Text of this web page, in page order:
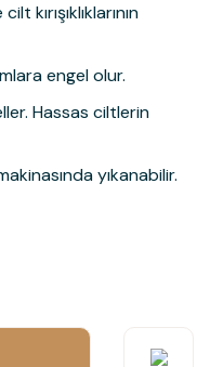
kırışıklıklarının
engel olur.
Hassas ciltlerin
yıkanabilir.
gördüğünüz noktaları